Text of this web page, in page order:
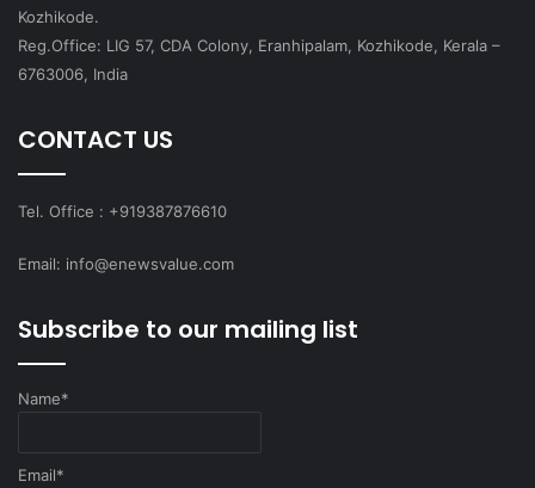
Kozhikode.
Reg.Office: LIG 57, CDA Colony, Eranhipalam, Kozhikode, Kerala –
6763006, India
CONTACT US
Tel. Office : +919387876610
Email: info@enewsvalue.com
Subscribe to our mailing list
Name*
Email*